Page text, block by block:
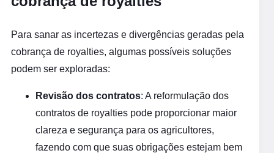
Para sanar as incertezas e divergências geradas pela
cobrança de royalties, algumas possíveis soluções
podem ser exploradas:
Revisão dos contratos: A reformulação dos
contratos de royalties pode proporcionar maior
clareza e segurança para os agricultores,
fazendo com que suas obrigações estejam bem